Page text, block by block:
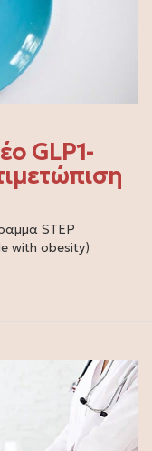
GLP1-
STEP
with obesity)